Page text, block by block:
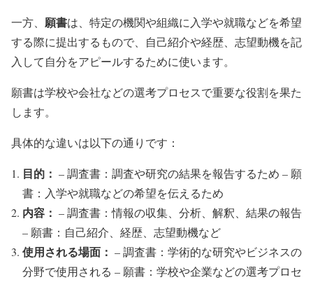
一方、 願書は、特定の機関や組織に入学や就職などを希望
する際に提出するもので、自己紹介や経歴、志望動機を記
入して自分をアピールするために使います。
願書は学校や会社などの選考プロセスで重要な役割を果た
します。
具体的な違いは以下の通りです：
目的： – 調査書：調査や研究の結果を報告するため – 願
書：入学や就職などの希望を伝えるため
内容： – 調査書：情報の収集、分析、解釈、結果の報告
– 願書：自己紹介、経歴、志望動機など
使用される場面： – 調査書：学術的な研究やビジネスの
分野で使用される – 願書：学校や企業などの選考プロセ